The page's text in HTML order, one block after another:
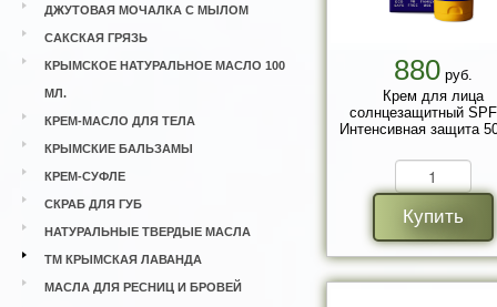
ДЖУТОВАЯ МОЧАЛКА С МЫЛОМ
САКСКАЯ ГРЯЗЬ
КРЫМСКОЕ НАТУРАЛЬНОЕ МАСЛО 100
МЛ.
КРЕМ-МАСЛО ДЛЯ ТЕЛА
КРЫМСКИЕ БАЛЬЗАМЫ
КРЕМ-СУФЛЕ
СКРАБ ДЛЯ ГУБ
НАТУРАЛЬНЫЕ ТВЕРДЫЕ МАСЛА
ТМ КРЫМСКАЯ ЛАВАНДА
МАСЛА ДЛЯ РЕСНИЦ И БРОВЕЙ
880руб.
Крем для лица
солнцезащитный
Интенсивная защита
Купить